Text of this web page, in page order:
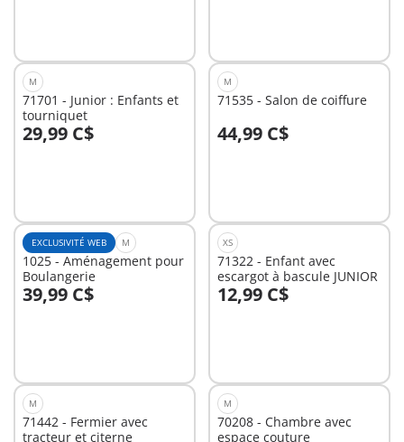
M
71701 - Junior : Enfants et
tourniquet
29,99 C$
Au panier
M
71535 - Salon de coiffure
44,99 C$
Au panier
EXCLUSIVITÉ WEB M
1025 - Aménagement pour
Boulangerie
39,99 C$
Au panier
XS
71322 - Enfant avec
escargot à bascule JUNIOR
12,99 C$
Au panier
M
71442 - Fermier avec
tracteur et citerne
M
70208 - Chambre avec
espace couture